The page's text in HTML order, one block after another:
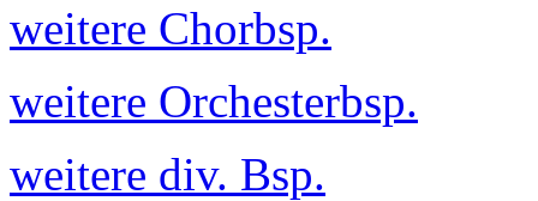
weitere Chorbsp.
weitere Orchesterbsp.
weitere div. Bsp.